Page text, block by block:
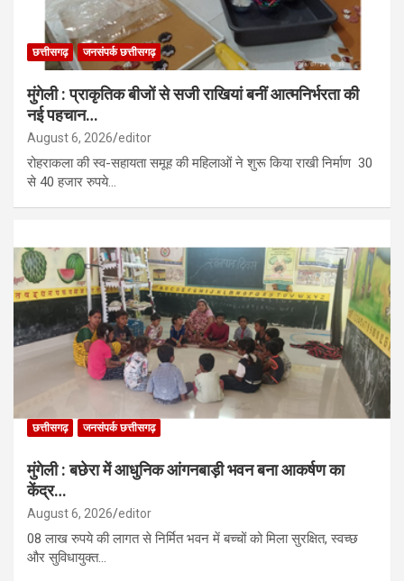
छत्तीसगढ़ जनसंपर्क छत्तीसगढ़
मुंगेली : प्राकृतिक बीजों से सजी राखियां बनीं आत्मनिर्भरता की
नई पहचान…
August 6, 2026 editor
रोहराकला की स्व-सहायता समूह की महिलाओं ने शुरू किया राखी निर्माण 30
से 40 हजार रुपये…
छत्तीसगढ़ जनसंपर्क छत्तीसगढ़
मुंगेली : बछेरा में आधुनिक आंगनबाड़ी भवन बना आकर्षण का
केंद्र…
August 6, 2026 editor
08 लाख रुपये की लागत से निर्मित भवन में बच्चों को मिला सुरक्षित, स्वच्छ
और सुविधायुक्त…